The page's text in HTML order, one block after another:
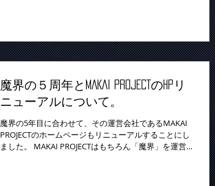
魔界の５周年とMAKAI PROJECTのHPリ
ニューアルについて。
魔界の5年目に合わせて、その運営会社であるMAKAI
PROJECTのホームページもリニューアルすることにし
ました。 MAKAI PROJECTはもちろん「魔界」を運営す